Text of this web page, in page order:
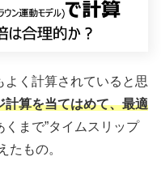
く計算されていると思
計算を当てはめて、最適
くまで”タイムスリップ
たもの。